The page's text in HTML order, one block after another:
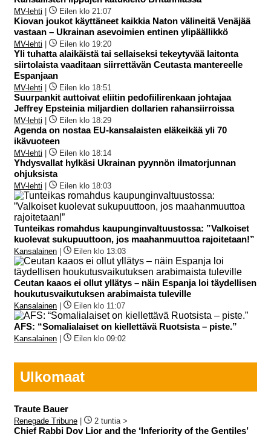
MV-lehti Eilen klo 21:07
Kiovan joukot käyttäneet kaikkia Naton välineitä Venäjää
vastaan – Ukrainan asevoimien entinen ylipäällikkö
MV-lehti Eilen klo 19:20
Yli tuhatta alaikäistä tai sellaiseksi tekeytyvää laitonta
siirtolaista vaaditaan siirrettävän Ceutasta mantereelle
Espanjaan
MV-lehti Eilen klo 18:51
Suurpankit auttoivat eliitin pedofiilirenkaan johtajaa
Jeffrey Epsteinia miljardien dollarien rahansiirroissa
MV-lehti Eilen klo 18:29
Agenda on nostaa EU-kansalaisten eläkeikää yli 70
ikävuoteen
MV-lehti Eilen klo 18:14
Yhdysvallat hylkäsi Ukrainan pyynnön ilmatorjunnan
ohjuksista
MV-lehti Eilen klo 18:03
Tunteikas romahdus kaupunginvaltuustossa: ”Valkoiset
kuolevat sukupuuttoon, jos maahanmuuttoa rajoitetaan!”
Kansalainen Eilen klo 13:03
Ceutan kaaos ei ollut yllätys – näin Espanja loi täydellisen
houkutusvaikutuksen arabimaista tuleville
Kansalainen Eilen klo 11:07
AFS: “Somalialaiset on kiellettävä Ruotsista – piste.”
Kansalainen Eilen klo 09:02
Ulkomaat
Traute Bauer
Renegade Tribune | 2 tuntia >
Chief Rabbi Dov Lior and the ‘Inferiority of the Gentiles’